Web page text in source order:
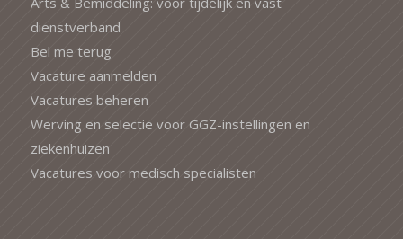
dienstverband
Bel me terug
Vacature aanmelden
Vacatures beheren
Werving en selectie voor GGZ-instellingen en
ziekenhuizen
Vacatures voor medisch specialisten